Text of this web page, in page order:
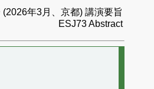
年3月、京都) 講演要旨
ESJ73 Abstract